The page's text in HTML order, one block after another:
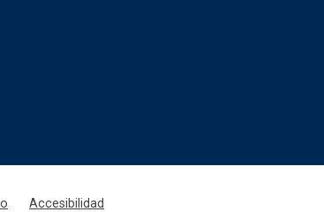
Accesibilidad